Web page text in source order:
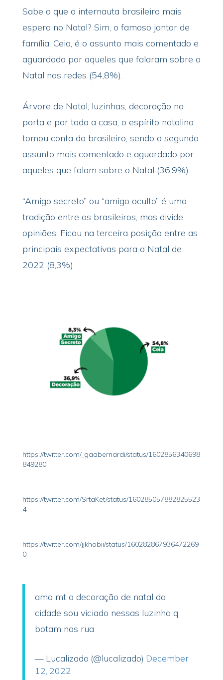
Sabe o que o internauta brasileiro mais
espera no Natal? Sim, o famoso jantar de
família. Ceia, é o assunto mais comentado e
aguardado por aqueles que falaram sobre o
Natal nas redes (54,8%).
Árvore de Natal, luzinhas, decoração na
porta e por toda a casa, o espírito natalino
tomou conta do brasileiro, sendo o segundo
assunto mais comentado e aguardado por
aqueles que falam sobre o Natal (36,9%).
“Amigo secreto” ou “amigo oculto” é uma
tradição entre os brasileiros, mas divide
opiniões. Ficou na terceira posição entre as
principais expectativas para o Natal de
2022 (8,3%)
https://twitter.com/_gaabernardi/status/1602856340698
849280
https://twitter.com/SrtaKet/status/160285057882825523
4
https://twitter.com/jjkhobii/status/160282867936472269
0
amo mt a decoração de natal da
cidade sou viciado nessas luzinha q
botam nas rua
— Lucalizado (@lucalizado) December
12, 2022